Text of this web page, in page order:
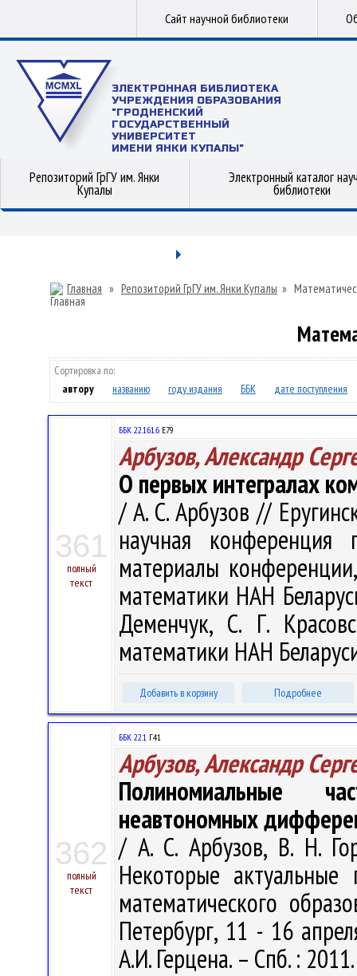
Сайт научной библиотеки
ЭЛЕКТРОННАЯ БИБЛИОТЕКА
УЧРЕЖДЕНИЯ ОБРАЗОВАНИЯ
"ГРОДНЕНСКИЙ
ГОСУДАРСТВЕННЫЙ
УНИВЕРСИТЕТ
ИМЕНИ ЯНКИ КУПАЛЫ"
Репозиторий ГрГУ им. Янки
Купалы
Электронный каталог
библиотеки
Главная » Репозиторий ГрГУ им. Янки Купалы »
Сортировка по:
автору
названию году издания ББК дате поступления
361
полный
текст
ББК 22.161.6 Е79
Арбузов, Александр
О первых интегралах
/ А. С. Арбузов //
научная
материалы
математики НАН
Деменчук, С. Г.
математики НАН
Добавить в корзину Подробнее
362
полный
текст
ББК 22.1 Г41
Арбузов, Александр
Полиномиальные
неавтономных
/ А. С. Арбузов, В. Н.
Некоторые
математического
Петербург, 11 - 16
А.И. Герцена. – Спб. :